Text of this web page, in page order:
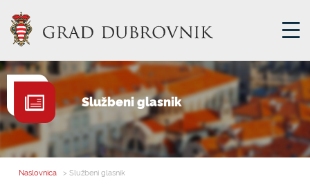
GRADSKA UPRAVA
GRADONAČELNIK
MJESNA SAMOUPRAVA
Službeni glasnik
Naslovnica > Službeni glasnik